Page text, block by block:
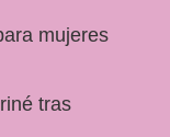
mujeres
tras